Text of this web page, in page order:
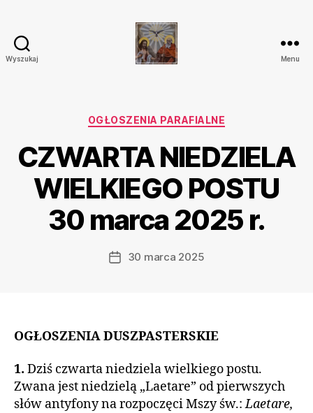
Wyszukaj
Trójcy
w
Ostrówku
Menu
Kategorie
OGŁOSZENIA PARAFIALNE
CZWARTA NIEDZIELA
WIELKIEGO POSTU
30 marca 2025 r.
Data30 marca 2025
OGŁOSZENIA DUSZPASTERSKIE
1. Dziś czwarta niedziela wielkiego postu.
Zwana jest niedzielą „Laetare” od pierwszych
słów antyfony na rozpoczęci Mszy św.:Laetare,